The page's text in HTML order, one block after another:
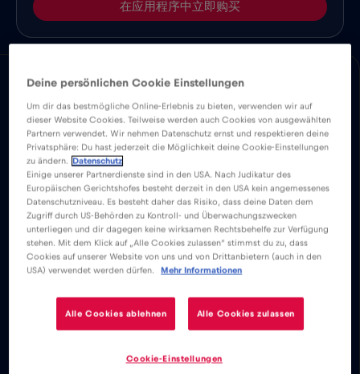
在应用程序中立即购买
优势 优势 兼容性
下载易于安装的 Red Bull MOBILE 应用程序，
在罗马、米兰、威尼斯 或整个意大利 分别享
受无限移动互联网服务。
我们从不收取基本费用。激活 eSIM 卡
后，您就可以连接世界，无需支付任何基
本费或漫游费。
您可以发送电子邮件、聊天、建立视频会
人和朋友即时联系。
Explore our low cost eSIM data plans
for 意大利, with instant activation on
Deine persönlichen Cookie Einstellungen
Um dir das bestmögliche Online-Erlebnis zu bieten, verwenden wir auf
dieser Website Cookies. Teilweise werden auch Cookies von ausgewählten
Partnern verwendet. Wir nehmen Datenschutz ernst und respektieren deine
Privatsphäre: Du hast jederzeit die Möglichkeit deine Cookie-Einstellungen
zu ändern.
Datenschutz
Einige unserer Partnerdienste sind in den USA. Nach Judikatur des
Europäischen Gerichtshofes besteht derzeit in den USA kein angemessenes
Datenschutzniveau. Es besteht daher das Risiko, dass deine Daten dem
Zugriff durch US-Behörden zu Kontroll- und Überwachungszwecken
unterliegen und dir dagegen keine wirksamen Rechtsbehelfe zur Verfügung
stehen. Mit dem Klick auf „Alle Cookies zulassen“ stimmst du zu, dass
Cookies auf unserer Website von uns und von Drittanbietern (auch in den
USA) verwendet werden dürfen.
Mehr Informationen
Alle Cookies ablehnen Alle Cookies zulassen
Cookie-Einstellungen